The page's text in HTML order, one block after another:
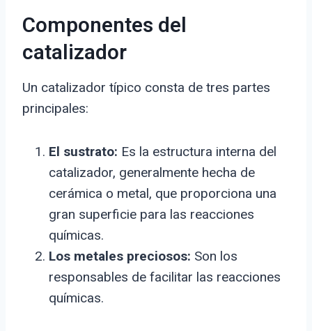
Componentes del
catalizador
Un catalizador típico consta de tres partes
principales:
El sustrato: Es la estructura interna del
catalizador, generalmente hecha de
cerámica o metal, que proporciona una
gran superficie para las reacciones
químicas.
Los metales preciosos: Son los
responsables de facilitar las reacciones
químicas.